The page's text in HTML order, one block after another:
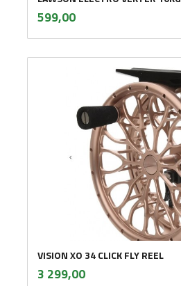
Pris
599,00mva.
VISION XO 34 CLICK FLY REEL
Pris
3 299,00mva.